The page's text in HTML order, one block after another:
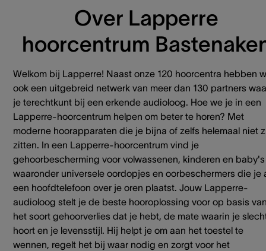
Over Lapperre
hoorcentrum
Welkom bij Lapperre! Naast onze 120 hoorcentra hebben
ook een uitgebreid netwerk van meer dan 130 partners
je terechtkunt bij een erkende audioloog. Hoe we je in een
Lapperre-hoorcentrum helpen om beter te horen? Met
moderne hoorapparaten die je bijna of zelfs helemaal niet
zitten. In een Lapperre-hoorcentrum vind je
gehoorbescherming voor volwassenen, kinderen en baby's
waaronder universele oordopjes en oorbeschermers die je
een hoofdtelefoon over je oren plaatst. Jouw Lapperre-
audioloog stelt je de beste hooroplossing voor op basis
het soort gehoorverlies dat je hebt, de mate waarin je
hoort en je levensstijl. Hij helpt je om aan het toestel te
wennen, regelt het bij waar nodig en zorgt voor het